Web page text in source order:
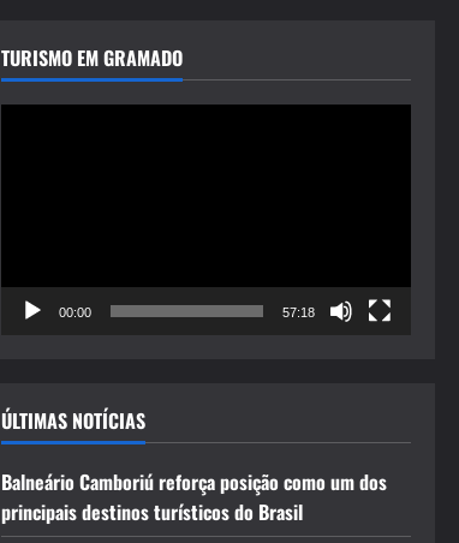
TURISMO EM GRAMADO
00:00 57:18
ÚLTIMAS NOTÍCIAS
Balneário Camboriú reforça posição como um dos
principais destinos turísticos do Brasil